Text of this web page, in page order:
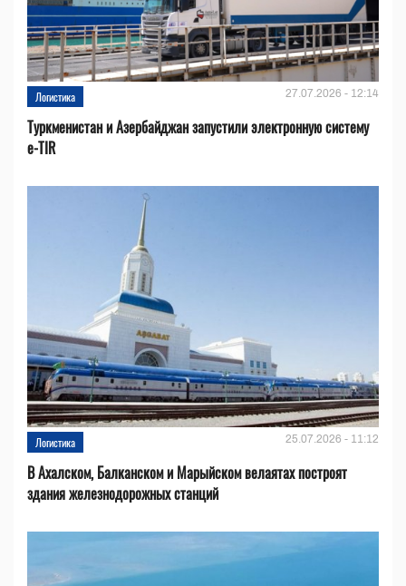
Логистика 27.07.2026 - 12:14
Туркменистан и Азербайджан запустили электронную систему
e-TIR
Логистика 25.07.2026 - 11:12
В Ахалском, Балканском и Марыйском велаятах построят
здания железнодорожных станций